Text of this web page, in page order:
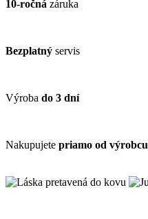
10-ročná záruka
Bezplatný servis
Výroba do 3 dní
Nakupujete priamo od výrobcu